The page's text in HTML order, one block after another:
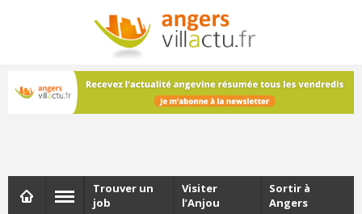
NEWSLETTER
Les dernières actualités d'Angers, chaque vendredi dans
votre boîte e-mail
Trouver un
job
Visiter
l’Anjou
Sortir à
Angers